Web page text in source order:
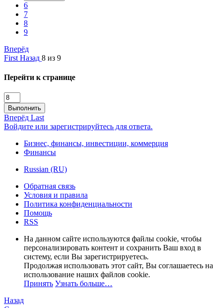
6
7
8
9
Вперёд
First Назад 8 из 9
Перейти к странице
Выполнить
Вперёд Last
Войдите или зарегистрируйтесь для ответа.
Бизнес, финансы, инвестиции, коммерция
Финансы
Russian (RU)
Обратная связь
Условия и правила
Политика конфиденциальности
Помощь
RSS
На данном сайте используются файлы cookie, чтобы
персонализировать контент и сохранить Ваш вход в
систему, если Вы зарегистрируетесь.
Продолжая использовать этот сайт, Вы соглашаетесь на
использование наших файлов cookie.
Принять Узнать больше…
Назад